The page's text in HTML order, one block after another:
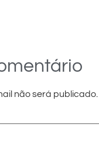
não será publicado.